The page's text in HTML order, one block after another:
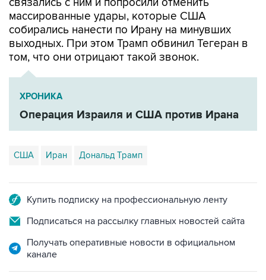
массированные удары, которые США
собирались нанести по Ирану на минувших
выходных. При этом Трамп обвинил Тегеран в
том, что они отрицают такой звонок.
ХРОНИКА
Операция Израиля и США против Ирана
США Иран Дональд Трамп
Купить подписку на профессиональную ленту
Подписаться на рассылку главных новостей сайта
Получать оперативные новости в официальном
канале